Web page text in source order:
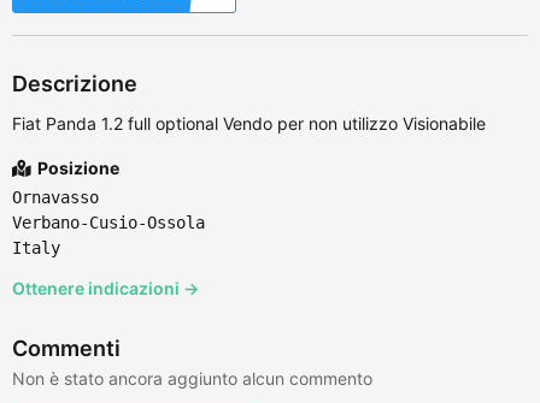
Descrizione
Fiat Panda 1.2 full optional Vendo per non utilizzo Visionabile
Posizione
Ornavasso
Verbano-Cusio-Ossola
Italy
Ottenere indicazioni →
Commenti
Non è stato ancora aggiunto alcun commento